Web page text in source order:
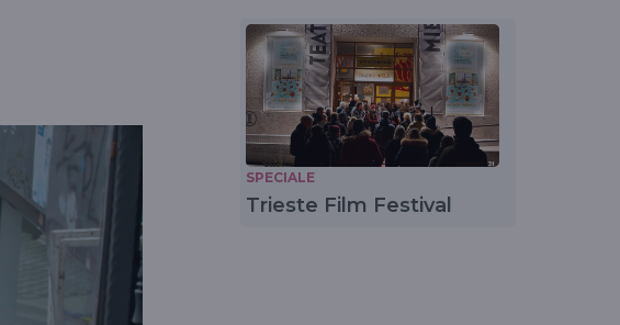
SPECIALE
Trieste Film Festival